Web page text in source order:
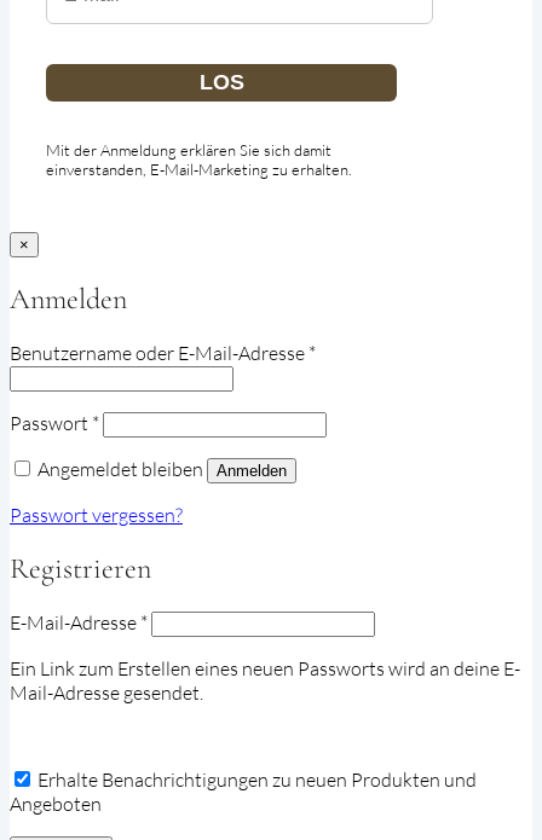
LOS
Mit der Anmeldung erklären Sie sich damit
einverstanden, E-Mail-Marketing zu erhalten.
×
Anmelden
Benutzername oder E-Mail-Adresse *Erforderlich
Passwort *Erforderlich
Angemeldet bleiben
Anmelden
Passwort vergessen?
Registrieren
E-Mail-Adresse *Erforderlich
Ein Link zum Erstellen eines neuen Passworts wird an deine E-
Mail-Adresse gesendet.
Erhalte Benachrichtigungen zu neuen Produkten und
Angeboten